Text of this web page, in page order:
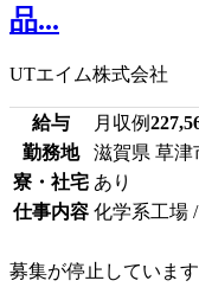
品...
UTエイム株式会社
給与 月収例
勤務地
滋賀県 草津
寮・社宅 あり
仕事内容 化学系工場
募集が停止しています